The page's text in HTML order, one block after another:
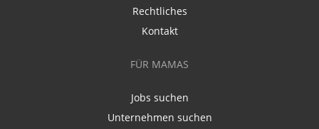
Rechtliches
Kontakt
FÜR MAMAS
Jobs suchen
Unternehmen suchen